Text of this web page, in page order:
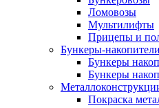
Ломовозы
Мультилифты
Прицепы и
Бункеры-накопители
Бункеры
Бункеры
Покраска